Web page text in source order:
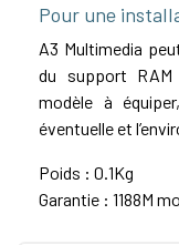
Pour une
A3 Multimedia
du support RAM
modèle à
éventuelle et
Poids : 0.1Kg
Garantie : 1188M